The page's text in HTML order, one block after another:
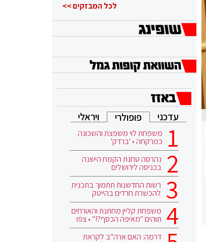
לכל המבזקים >>
עדכני פופולרי ויראלי
משפחת לוי משפצת והשכונה
כמרקחה • 'ברדק'
נהרסה טחנת הקמח הישנה
בכניסה לירושלים
רשות החדשנות תתמוך בתכנית
להכשרת חרדים בהייטק
משפחת קליין מחתנת והאורחים
תוהים "מאיפה הכסף?!" • צפו
דרמה: האם ארה"ב לקראת